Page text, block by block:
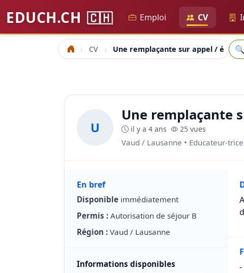
EDUCH.CH 🇨🇭 Emploi CV
Accueil CV Une remplaçante sur appel / 🔍
U
Une remplaçante
il y a 4 ans 25 vues
Vaud / Lausanne • Educateur-
En bref
Disponible immédiatement
Permis : Autorisation de séjour B
Région : Vaud / Lausanne
Informations disponibles